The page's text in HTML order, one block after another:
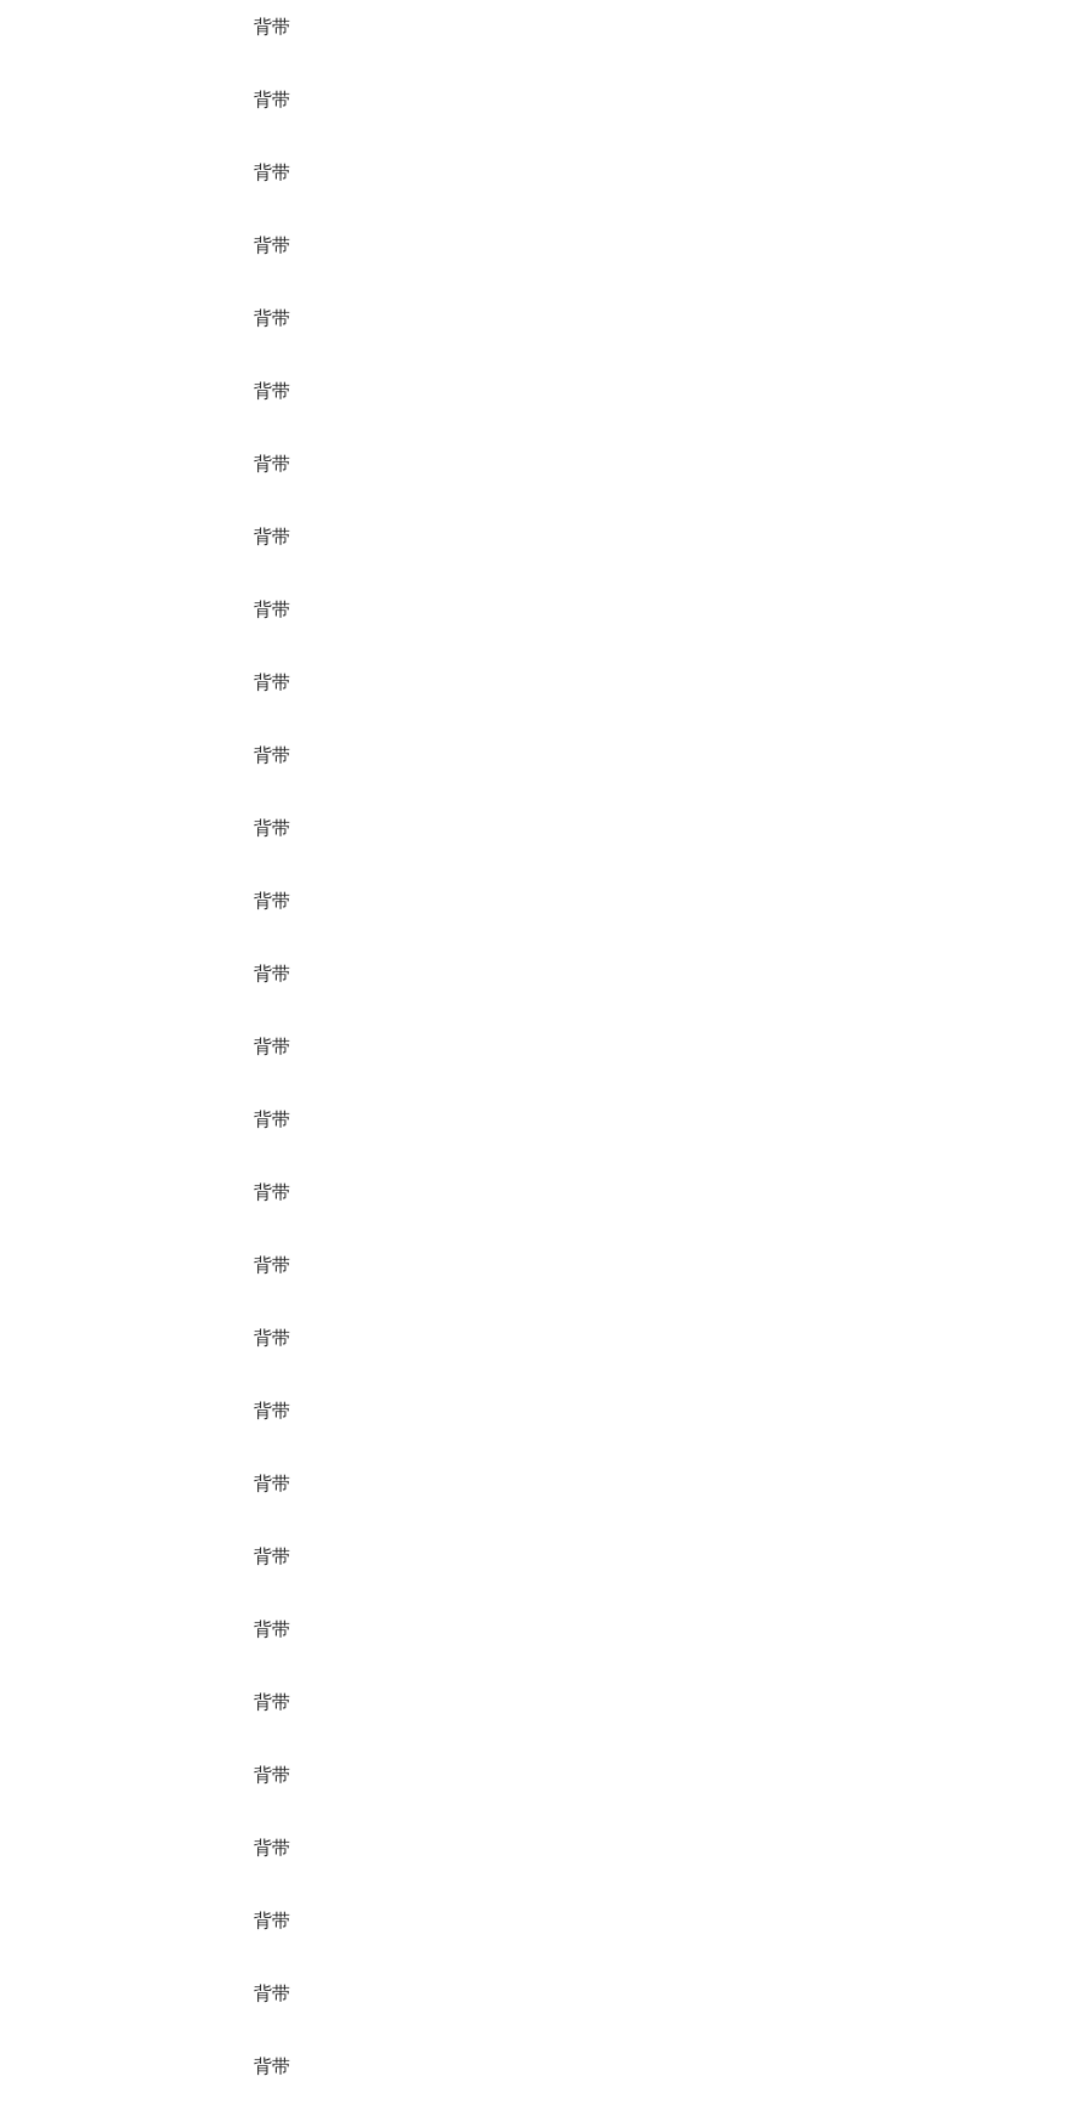
背带
背带
背带
背带
背带
背带
背带
背带
背带
背带
背带
背带
背带
背带
背带
背带
背带
背带
背带
背带
背带
背带
背带
背带
背带
背带
背带
背带
背带